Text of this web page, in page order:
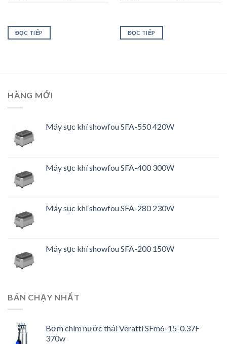
ĐỌC TIẾP ĐỌC TIẾP
HÀNG MỚI
Máy sục khí showfou SFA-550 420W
Máy sục khí showfou SFA-400 300W
Máy sục khí showfou SFA-280 230W
Máy sục khí showfou SFA-200 150W
BÁN CHẠY NHẤT
Bơm chìm nước thải Veratti SFm6-15-0.37F
370w